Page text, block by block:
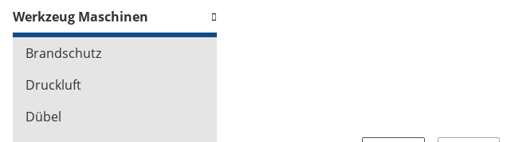
Werkzeug Maschinen
Brandschutz
Druckluft
Dübel